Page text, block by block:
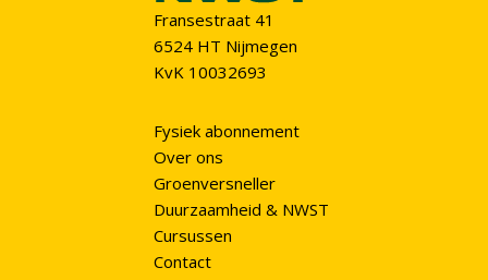
Fransestraat 41
6524 HT Nijmegen
KvK 10032693
Fysiek abonnement
Over ons
Groenversneller
Duurzaamheid & NWST
Cursussen
Contact